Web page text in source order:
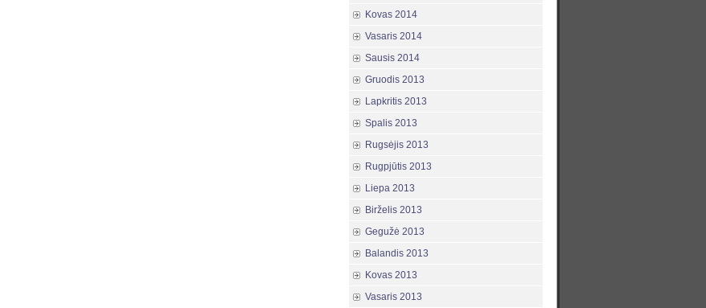
Kovas 2014
Vasaris 2014
Sausis 2014
Gruodis 2013
Lapkritis 2013
Spalis 2013
Rugsėjis 2013
Rugpjūtis 2013
Liepa 2013
Birželis 2013
Gegužė 2013
Balandis 2013
Kovas 2013
Vasaris 2013